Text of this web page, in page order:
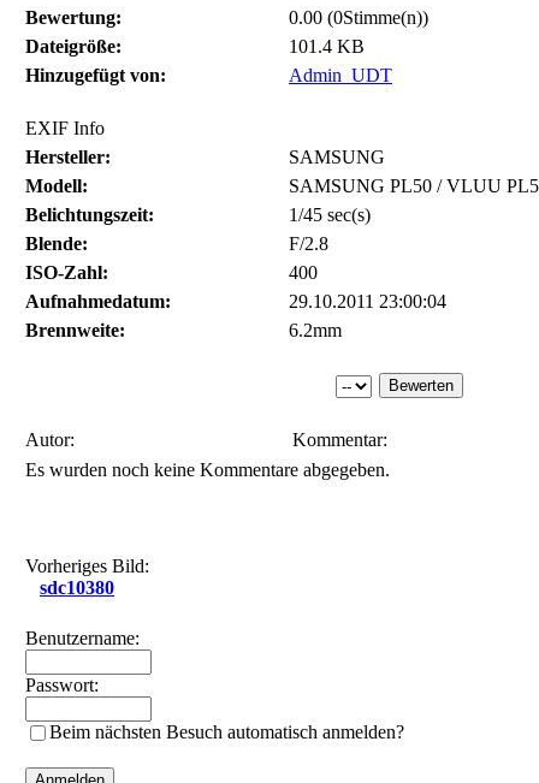
Bewertung:
0.00 (0Stimme(n))
Dateigröße:
101.4 KB
Hinzugefügt von:
Admin_UDT
EXIF Info
Hersteller:
SAMSUNG
Modell:
SAMSUNG PL50 / VLUU
Belichtungszeit:
1/45 sec(s)
Blende:
F/2.8
ISO-Zahl:
400
Aufnahmedatum:
29.10.2011 23:00:04
Brennweite:
6.2mm
Autor:
Kommentar:
Es wurden noch keine Kommentare abgegeben.
Vorheriges Bild:
sdc10380
Benutzername:
Passwort:
Beim nächsten Besuch automatisch anmelden?